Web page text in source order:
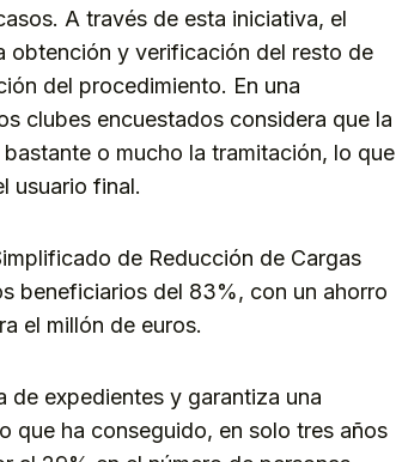
A través de esta iniciativa, el
obtención y verificación del resto de
del procedimiento. En una
clubes encuestados considera que la
o mucho la tramitación, lo que
usuario final.
de Reducción de Cargas
beneficiarios del 83%, con un ahorro
el millón de euros.
de expedientes y garantiza una
que ha conseguido, en solo tres años